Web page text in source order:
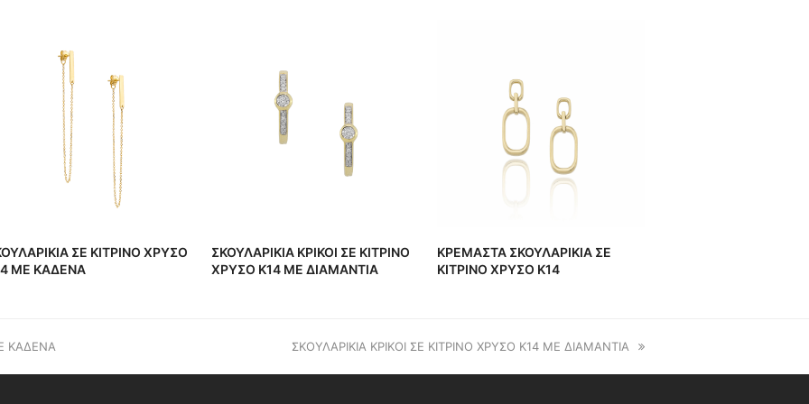
ΣΕ ΚΙΤΡΙΝΟ ΧΡΥΣΟ
ΜΕ ΚΑΔΕΝΑ
ΣΚΟΥΛΑΡΙΚΙΑ ΚΡΙΚΟΙ ΣΕ ΚΙΤΡΙΝΟ
ΧΡΥΣΟ Κ14 ΜΕ ΔΙΑΜΑΝΤΙΑ
ΚΡΕΜΑΣΤΑ ΣΚΟΥΛΑΡΙΚΙΑ ΣΕ
ΚΙΤΡΙΝΟ ΧΡΥΣΟ Κ14
ΚΑΔΕΝΑ
next
ΣΚΟΥΛΑΡΙΚΙΑ ΚΡΙΚΟΙ ΣΕ ΚΙΤΡΙΝΟ ΧΡΥΣΟ Κ14 ΜΕ ΔΙΑΜΑΝΤΙΑ